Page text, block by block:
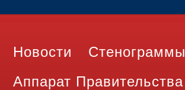
Новости Стенограммы
Аппарат Правительства